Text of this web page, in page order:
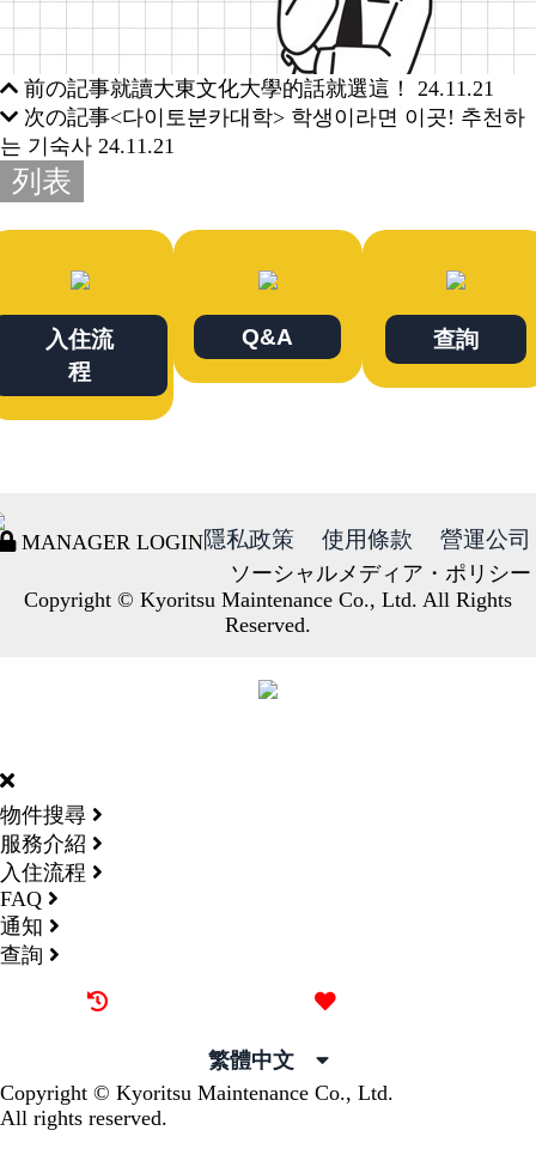
前の記事就讀大東文化大學的話就選這！
24.11.21
次の記事<다이토분카대학> 학생이라면 이곳! 추천하
는 기숙사 24.11.21
列表
入住流
程
Q&A 查詢
MANAGER LOGIN隱私政策 使用條款 營運公司
ソーシャルメディア・ポリシー
Copyright © Kyoritsu Maintenance Co., Ltd. All Rights
Reserved.
物件搜尋
服務介紹
入住流程
FAQ
通知
查詢
繁體中文
Copyright © Kyoritsu Maintenance Co., Ltd.
All rights reserved.